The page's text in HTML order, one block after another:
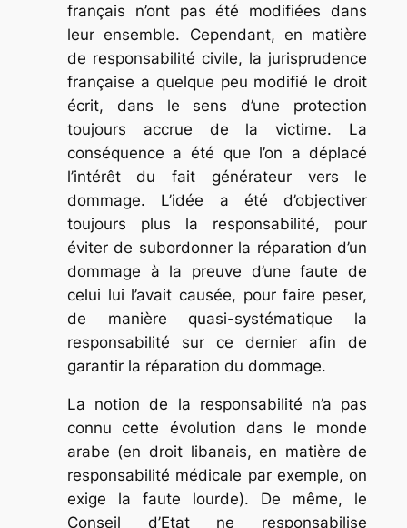
français n’ont pas été modifiées dans
leur ensemble. Cependant, en matière
de responsabilité civile, la jurisprudence
française a quelque peu modifié le droit
écrit, dans le sens d’une protection
toujours accrue de la victime. La
conséquence a été que l’on a déplacé
l’intérêt du fait générateur vers le
dommage. L’idée a été d’objectiver
toujours plus la responsabilité, pour
éviter de subordonner la réparation d’un
dommage à la preuve d’une faute de
celui lui l’avait causée, pour faire peser,
de manière quasi-systématique la
responsabilité sur ce dernier afin de
garantir la réparation du dommage.
La notion de la responsabilité n’a pas
connu cette évolution dans le monde
arabe (en droit libanais, en matière de
responsabilité médicale par exemple, on
exige la faute lourde). De même, le
Conseil d’Etat ne responsabilise